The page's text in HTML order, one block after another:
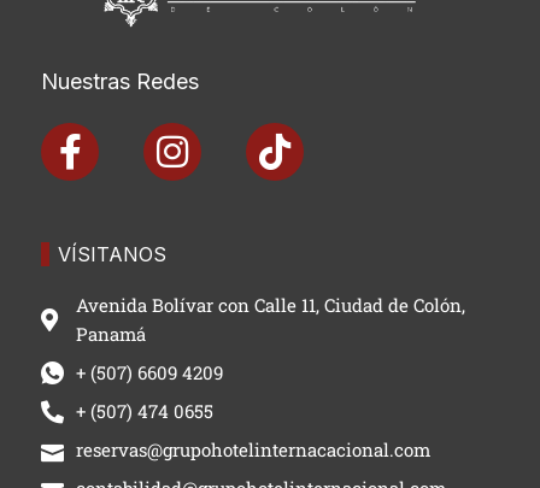
Nuestras Redes
F
a
e
o
k
-
f
I
n
g
r
a
m
T
i
k
VÍSITANOS
Avenida Bolívar con Calle 11, Ciudad de Colón,
Panamá
+ (507) 6609 4209
+ (507) 474 0655
reservas@grupohotelinternacacional.com